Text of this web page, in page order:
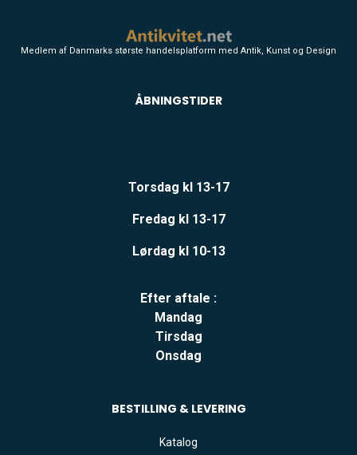
Medlem af Danmarks største handelsplatform med Antik, Kunst og Design
ÅBNINGSTIDER
Torsdag kl 13-17
Fredag kl 13-17
Lørdag kl 10-13
Efter aftale :
Mandag
Tirsdag
Onsdag
BESTILLING & LEVERING
Katalog